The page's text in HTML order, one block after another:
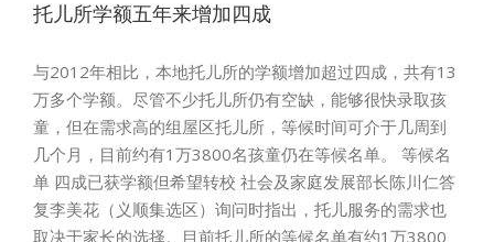
托儿所学额五年来增加四成
与2012年相比，本地托儿所的学额增加超过四成，共有13
万多个学额。尽管不少托儿所仍有空缺，能够很快录取孩
童，但在需求高的组屋区托儿所，等候时间可介于几周到
几个月，目前约有1万3800名孩童仍在等候名单。 等候名
单 四成已获学额但希望转校 社会及家庭发展部长陈川仁答
复李美花（义顺集选区）询问时指出，托儿服务的需求也
取决于家长的选择。目前托儿所的等候名单有约1万3800